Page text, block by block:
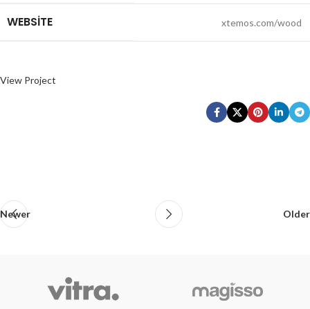
WEBSITE xtemos.com/wood
View Project
Newer Older